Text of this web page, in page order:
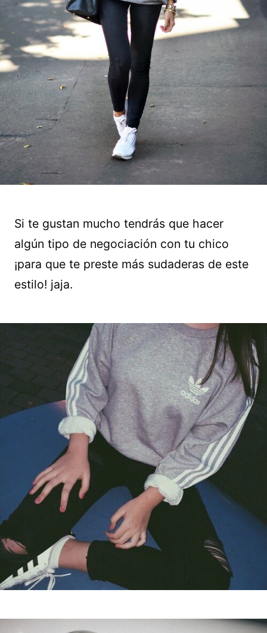
Si te gustan mucho tendrás que hacer
algún tipo de negociación con tu chico
¡para que te preste más sudaderas de este
estilo! jaja.